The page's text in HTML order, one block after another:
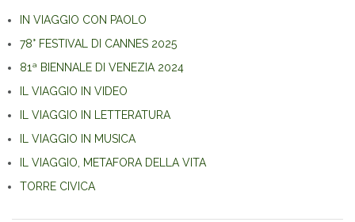
IN VIAGGIO CON PAOLO
78° FESTIVAL DI CANNES 2025
81ª BIENNALE DI VENEZIA 2024
IL VIAGGIO IN VIDEO
IL VIAGGIO IN LETTERATURA
IL VIAGGIO IN MUSICA
IL VIAGGIO, METAFORA DELLA VITA
TORRE CIVICA